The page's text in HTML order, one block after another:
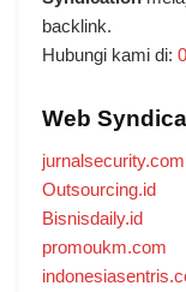
backlink.
Hubungi kami di:
Web
jurnalsecurity.com
Outsourcing.id
Bisnisdaily.id
promoukm.com